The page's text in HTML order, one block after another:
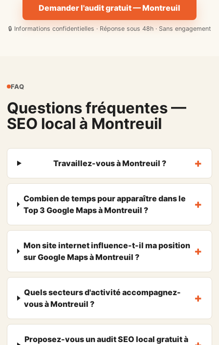
Demander l'audit gratuit — Montreuil
🔒 Informations confidentielles · Réponse sous 48h · Sans engagement
FAQ
Questions fréquentes —
SEO local à Montreuil
Travaillez-vous à Montreuil ?
Combien de temps pour apparaître dans le
Top 3 Google Maps à Montreuil ?
Mon site internet influence-t-il ma position
sur Google Maps à Montreuil ?
Quels secteurs d'activité accompagnez-
vous à Montreuil ?
Proposez-vous un audit SEO local gratuit à